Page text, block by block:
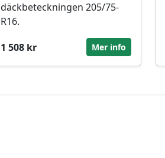
däckbeteckningen 205/75-
R16.
1 508 kr
Mer info